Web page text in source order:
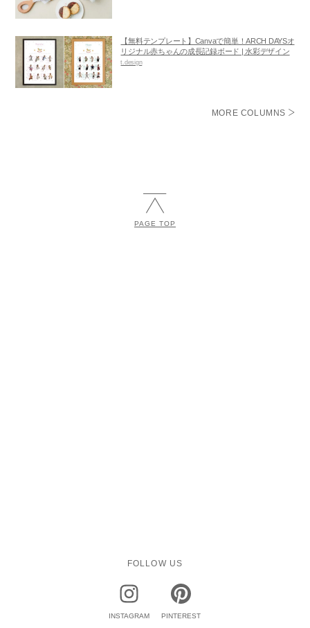
【無料テンプレート】Canvaで簡単！ARCH DAYSオ
リジナル赤ちゃんの成長記録ボード | 水彩デザイン
t.design
MORE COLUMNS
PAGE TOP
FOLLOW US
INSTAGRAM PINTEREST